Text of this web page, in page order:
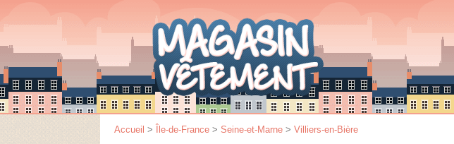
Accueil > Île-de-France > Seine-et-Marne > Villiers-en-Bière